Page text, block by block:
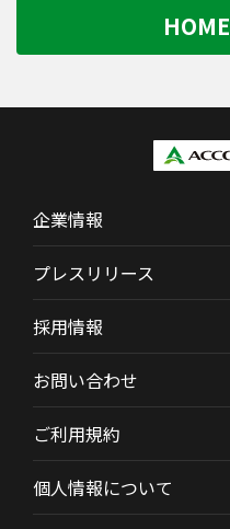
HOME
企業情報
プレスリリース
採用情報
お問い合わせ
ご利用規約
個人情報について